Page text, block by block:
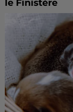
le Finistère